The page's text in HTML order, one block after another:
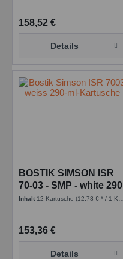
158,52 €
Details
BOSTIK SIMSON ISR
70-03 - SMP - white 290
ml Kartusche
Inhalt 12 Kartusche(12,78 € * / 1 Kartusche)
153,36 €
Details